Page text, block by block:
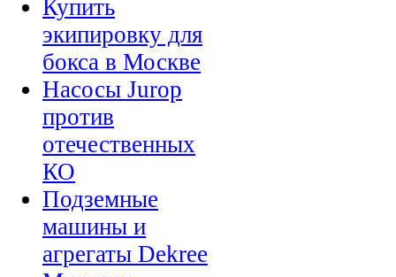
Купить
экипировку для
бокса в Москве
Насосы Jurop
против
отечественных
КО
Подземные
машины и
агрегаты Dekree